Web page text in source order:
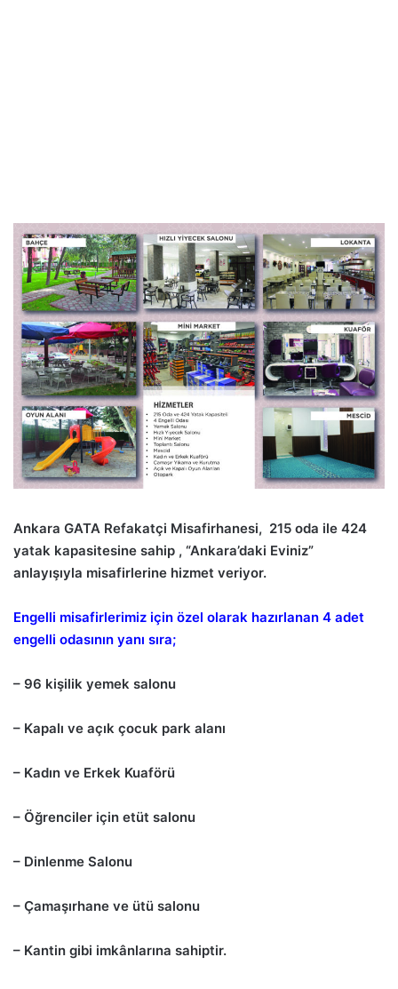
Ankara GATA Refakatçi Misafirhanesi, 215 oda ile 424
yatak kapasitesine sahip , “Ankara’daki Eviniz”
anlayışıyla misafirlerine hizmet veriyor.
Engelli misafirlerimiz için özel olarak hazırlanan 4 adet
engelli odasının yanı sıra;
– 96 kişilik yemek salonu
– Kapalı ve açık çocuk park alanı
– Kadın ve Erkek Kuaförü
– Öğrenciler için etüt salonu
– Dinlenme Salonu
– Çamaşırhane ve ütü salonu
– Kantin gibi imkânlarına sahiptir.